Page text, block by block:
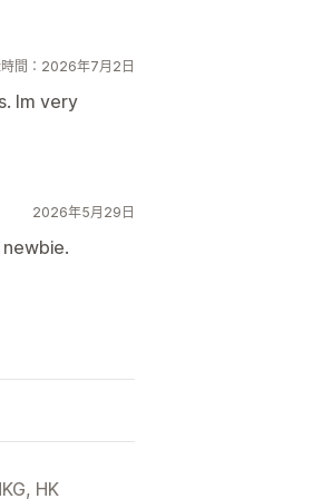
間：2026年7月2日
Im very
2026年5月29日
HK